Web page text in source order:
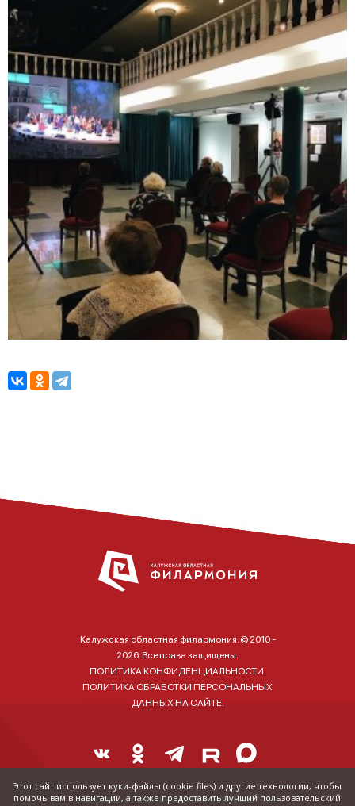
Калужская областная филармония. © 2010 -
2026. Все права защищены.
ПОЛИТИКА КОНФИДЕНЦИАЛЬНОСТИ.
ПОЛИТИКА ОБРАБОТКИ ПЕРСОНАЛЬНЫХ
ДАННЫХ НА САЙТЕ.
Справка о наличии и стоимости билетов:
Этот сайт использует куки-файлы (cookie files) и другие технологии, чтобы
помочь вам в навигации, а также предоставить лучший пользовательский